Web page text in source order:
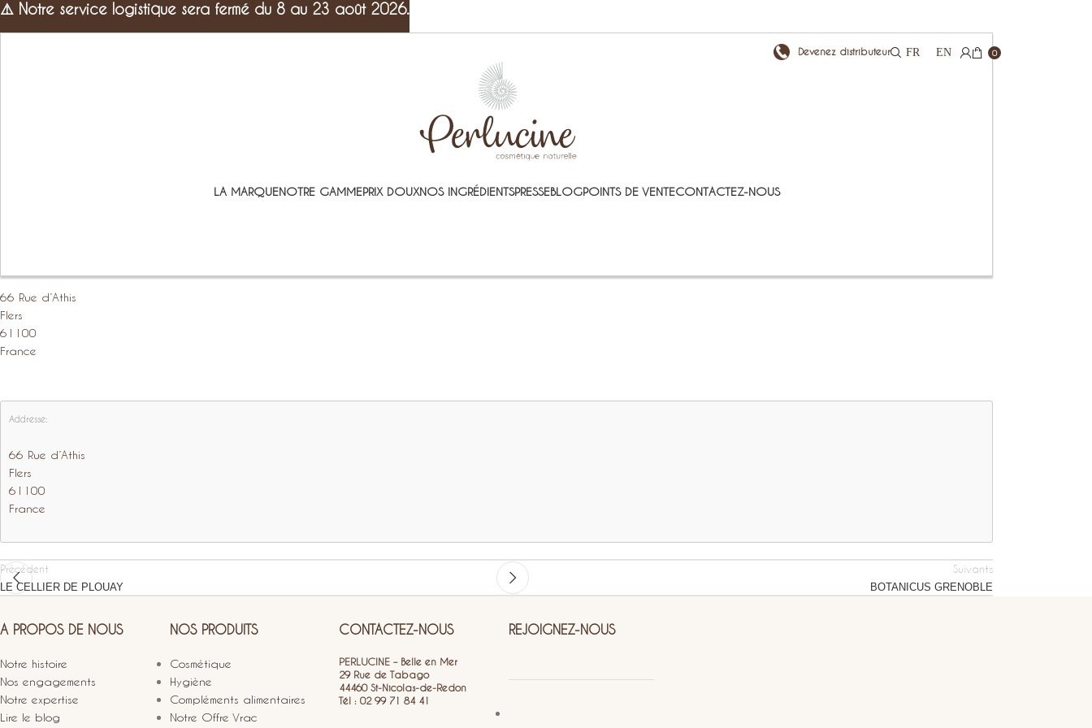
Devenez distributeur FR EN 0
LA MARQUENOTRE GAMMEPRIX DOUXNOS INGRÉDIENTSPRESSEBLOGPOINTS DE VENTECONTACTEZ-NOUS
66 Rue d’Athis
Flers
61100
France
Addresse:
66 Rue d’Athis
Flers
61100
France
Précédent
LE CELLIER DE PLOUAY
Suivants
BOTANICUS GRENOBLE
A PROPOS DE NOUS
Notre histoire
Nos engagements
Notre expertise
Lire le blog
NOS PRODUITS
Cosmétique
Hygiène
Compléments alimentaires
Notre Offre Vrac
CONTACTEZ-NOUS
PERLUCINE – Belle en Mer
29 Rue de Tabago
44460 St-Nicolas-de-Redon
Tél : 02 99 71 84 41
REJOIGNEZ-NOUS
⚠️ Notre service logistique sera fermé du 8 au 23 août 2026.